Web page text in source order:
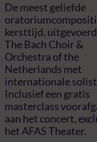
De meest geliefde
kersttijd,
The Bach Choir &
Orchestra of the
Netherlands met
internationale
Inclusief een gratis
masterclass
aan het concert,
het AFAS Theater.